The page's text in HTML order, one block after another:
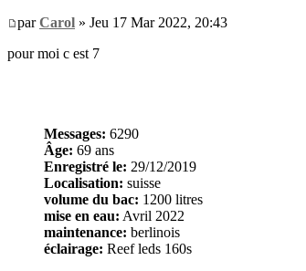
parCarol » Jeu 17 Mar 2022, 20:43
pour moi c est 7
Messages: 6290
Âge: 69 ans
Enregistré le: 29/12/2019
Localisation: suisse
volume du bac: 1200 litres
mise en eau: Avril 2022
maintenance: berlinois
éclairage: Reef leds 160s